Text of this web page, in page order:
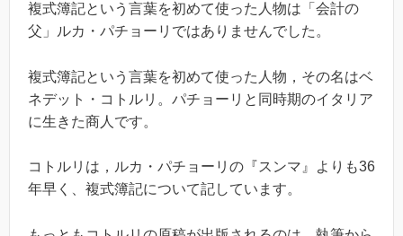
複式簿記という言葉を初めて使った人物は「会計の
父」ルカ・パチョーリではありませんでした。
複式簿記という言葉を初めて使った人物，その名はベ
ネデット・コトルリ。パチョーリと同時期のイタリア
に生きた商人です。
コトルリは，ルカ・パチョーリの『スンマ』よりも36
年早く、複式簿記について記しています。